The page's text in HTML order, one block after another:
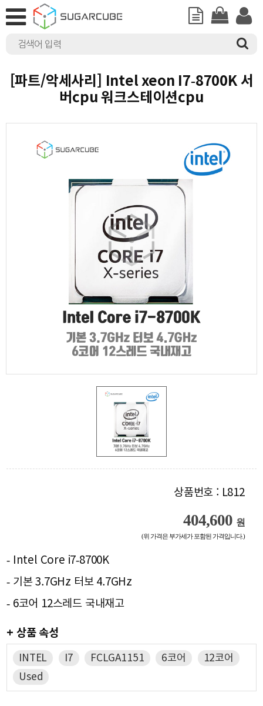
[파트/악세사리] Intel xeon I7-8700K 서
버cpu 워크스테이션cpu
상품번호 : L812
404,600 원
(위 가격은 부가세가 포함된 가격입니다.)
- Intel Core i7-8700K
- 기본 3.7GHz 터보 4.7GHz
- 6코어 12스레드 국내재고
+ 상품 속성
INTEL I7 FCLGA1151 6코어
12코어
Used